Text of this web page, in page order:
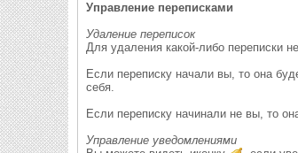
Управление переписками
Удаление переписок
Для удаления какой-либо переписки
Если переписку начали вы, то она
себя.
Если переписку начинали не вы, то
Управление уведомлениями